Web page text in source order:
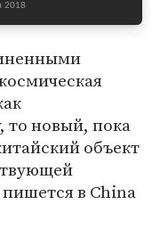
2018
то новый, пока
объект
в China